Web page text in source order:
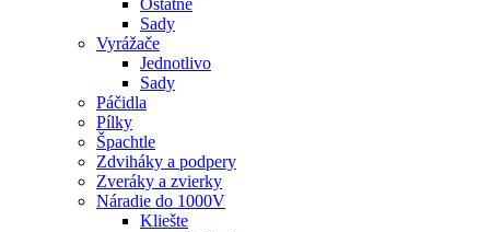
Ostatné
Sady
Vyrážače
Jednotlivo
Sady
Páčidla
Pílky
Špachtle
Zdviháky a podpery
Zveráky a zvierky
Náradie do 1000V
Kliešte